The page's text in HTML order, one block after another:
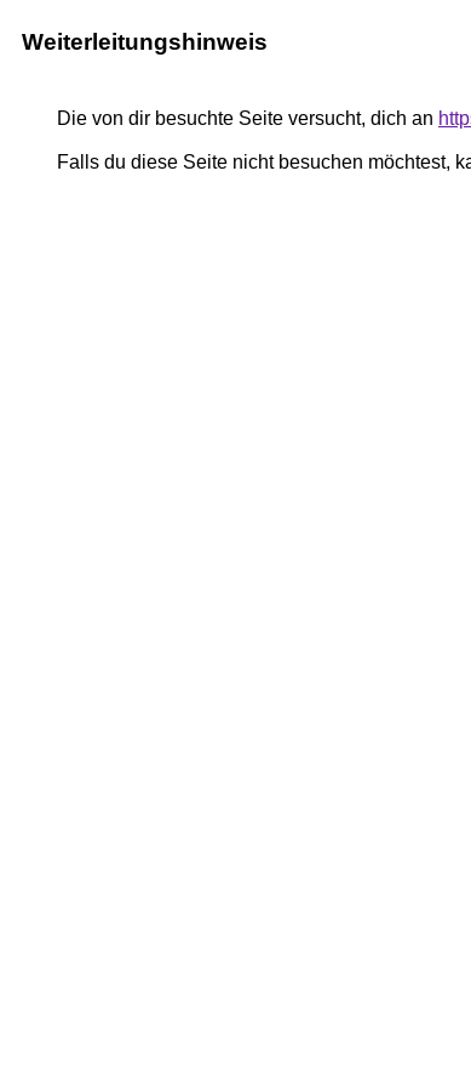
Weiterleitungshinweis
Die von dir besuchte Seite versucht, dich an
Falls du diese Seite nicht besuchen möchtest,